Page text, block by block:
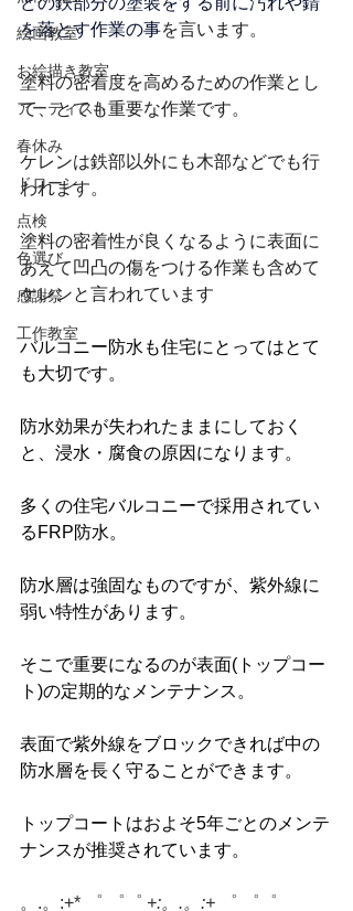
絵画教室
お絵描き教室
アーティスト
春休み
ドローン
点検
色選び
感謝祭
工作教室
を落とす作業の事を言います。
塗料の密着度を高めるための作業とし
て、とても重要な作業です。
ケレンは鉄部以外にも木部などでも行
われます。
塗料の密着性が良くなるように表面に
あえて凹凸の傷をつける作業も含めて
ケレンと言われています
バルコニー防水も住宅にとってはとて
も大切です。
防水効果が失われたままにしておく
と、浸水・腐食の原因になります。
多くの住宅バルコニーで採用されてい
るFRP防水。
防水層は強固なものですが、紫外線に
弱い特性があります。
そこで重要になるのが表面(トップコー
ト)の定期的なメンテナンス。
表面で紫外線をブロックできれば中の
防水層を長く守ることができます。
トップコートはおよそ5年ごとのメンテ
ナンスが推奨されています。
。.。:+* ゜ ゜゜ +:。.。:+ ゜ ゜゜